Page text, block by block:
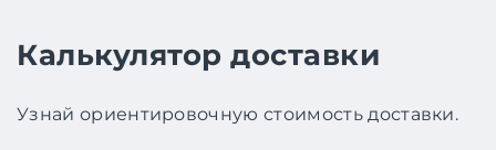
Калькулятор доставки
Узнай ориентировочную стоимость доставки.